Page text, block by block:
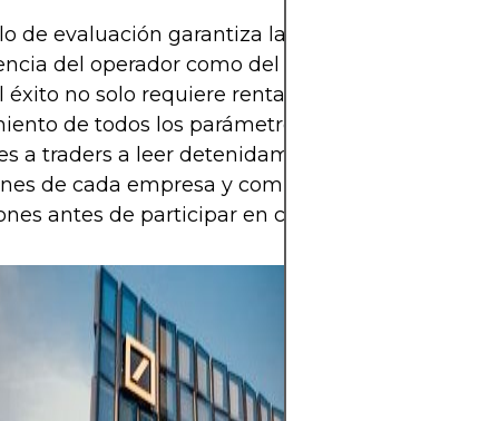
de evaluación garantiza la protección tanto de
del operador como del capital de la
éxito no solo requiere rentabilidad, sino
de todos los parámetros definidos. Se
a traders a leer detenidamente los términos y
de cada empresa y comprender todas las
antes de participar en cualquier desafío.